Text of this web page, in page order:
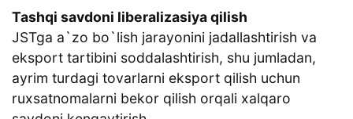
Tashqi savdoni liberalizasiya qilish
JSTga a`zo bo`lish jarayonini jadallashtirish va
eksport tartibini soddalashtirish, shu jumladan,
ayrim turdagi tovarlarni eksport qilish uchun
ruxsatnomalarni bekor qilish orqali xalqaro